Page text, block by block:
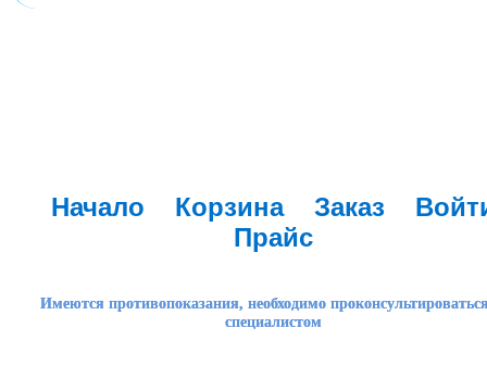
Начало Корзина Заказ
Прайс
Имеются противопоказания, необходимо
специалистом